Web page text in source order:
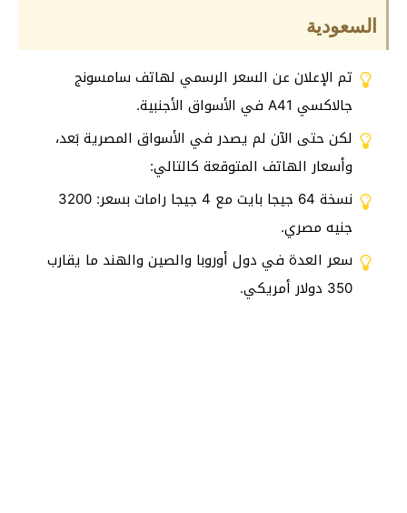
السعودية
تم الإعلان عن السعر الرسمي لهاتف سامسونج
جالاكسي A41 في الأسواق الأجنبية.
لكن حتى الآن لم يصدر في الأسواق المصرية بَعد،
وأسعار الهاتف المتوقعة كالتالي:
نسخة 64 جيجا بايت مع 4 جيجا رامات بسعر: 3200
جنيه مصري.
سعر العدة في دول أوروبا والصين والهند ما يقارب
350 دولار أمريكي.